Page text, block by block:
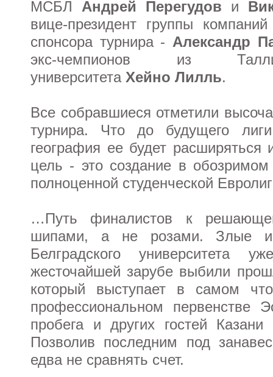
МСБЛ Андрей Перегудов и
вице-президент группы
спонсора турнира - Александр
экс-чемпионов из
университета Хейно Лилль.
Все собравшиеся отметили
турнира. Что до будущего
география ее будет
цель - это создание в
полноценной студенческой
…Путь финалистов к
шипами, а не розами. Злые и
Белградского университета
жесточайшей зарубе выбили
который выступает в самом
профессиональном первенстве
пробега и других гостей
Позволив последним под
едва не сравнять счет.